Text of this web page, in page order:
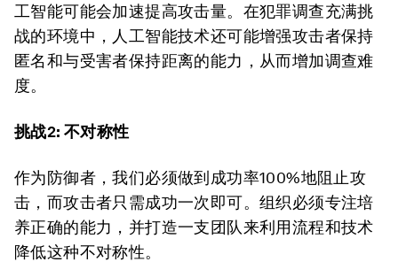
工智能可能会加速提高攻击量。在犯罪调查充满挑
战的环境中，人工智能技术还可能增强攻击者保持
匿名和与受害者保持距离的能力，从而增加调查难
度。
挑战2: 不对称性
作为防御者，我们必须做到成功率100%地阻止攻
击，而攻击者只需成功一次即可。组织必须专注培
养正确的能力，并打造一支团队来利用流程和技术
降低这种不对称性。